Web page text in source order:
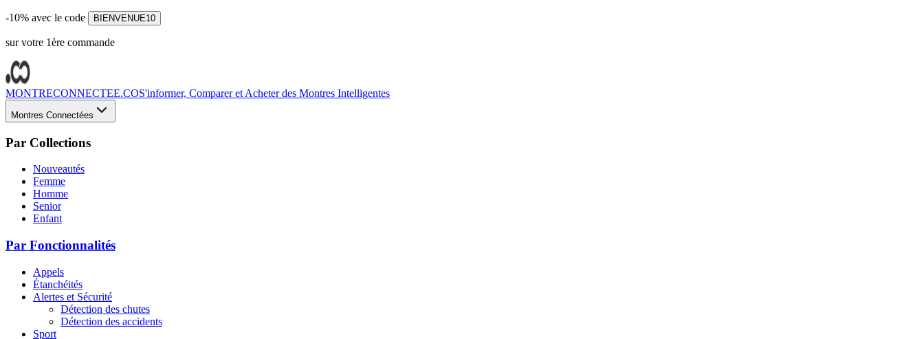
-10% avec le code BIENVENUE10
sur votre 1ère commande
MONTRECONNECTEE.COS'informer, Comparer et Acheter des Montres Intelligentes
Montres Connectées
Par Collections
Nouveautés
Femme
Homme
Senior
Enfant
Par Fonctionnalités
Appels
Étanchéités
Alertes et Sécurité
Détection des chutes
Détection des accidents
Sport